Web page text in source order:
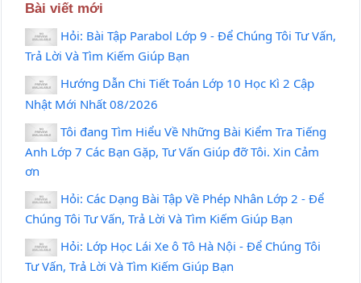
Bài viết mới
Hỏi: Bài Tập Parabol Lớp 9 - Để Chúng Tôi Tư Vấn,
Trả Lời Và Tìm Kiếm Giúp Bạn
Hướng Dẫn Chi Tiết Toán Lớp 10 Học Kì 2 Cập
Nhật Mới Nhất 08/2026
Tôi đang Tìm Hiểu Về Những Bài Kiểm Tra Tiếng
Anh Lớp 7 Các Bạn Gặp, Tư Vấn Giúp đỡ Tôi. Xin Cảm
ơn
Hỏi: Các Dạng Bài Tập Về Phép Nhân Lớp 2 - Để
Chúng Tôi Tư Vấn, Trả Lời Và Tìm Kiếm Giúp Bạn
Hỏi: Lớp Học Lái Xe ô Tô Hà Nội - Để Chúng Tôi
Tư Vấn, Trả Lời Và Tìm Kiếm Giúp Bạn